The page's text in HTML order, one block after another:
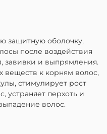
защитную оболочку,
после воздействия
завивки и выпрямления.
веществ к корням волос,
стимулирует рост
устраняет перхоть и
волос.